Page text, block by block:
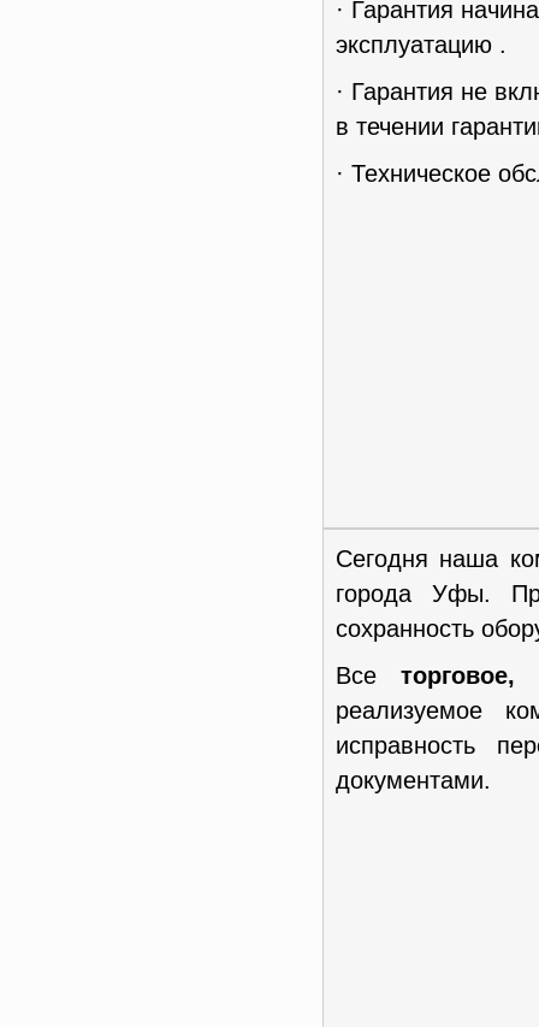
· Гарантия
эксплуатацию .
· Гарантия не
в течении
· Техническое
Сегодня наша
города Уфы.
сохранность
Все торговое,
реализуемое
исправность
документами.